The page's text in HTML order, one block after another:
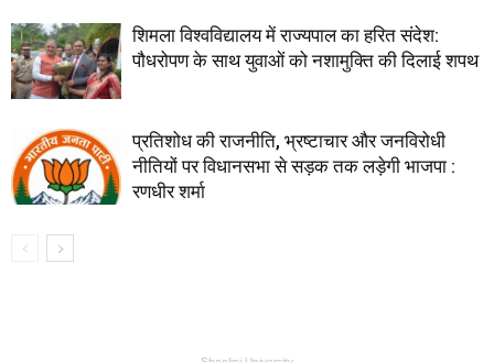
शिमला विश्वविद्यालय में राज्यपाल का हरित संदेश:
पौधरोपण के साथ युवाओं को नशामुक्ति की दिलाई शपथ
प्रतिशोध की राजनीति, भ्रष्टाचार और जनविरोधी
नीतियों पर विधानसभा से सड़क तक लड़ेगी भाजपा :
रणधीर शर्मा